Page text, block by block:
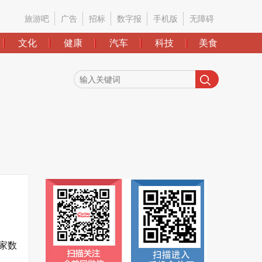
旅游吧 广告 招标 数字报 手机版 无障碍
文化 健康 汽车 科技 美食
数